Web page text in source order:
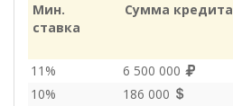
Мин.
ставка
Сумма кредита
11%
6 500 000
10%
186 000